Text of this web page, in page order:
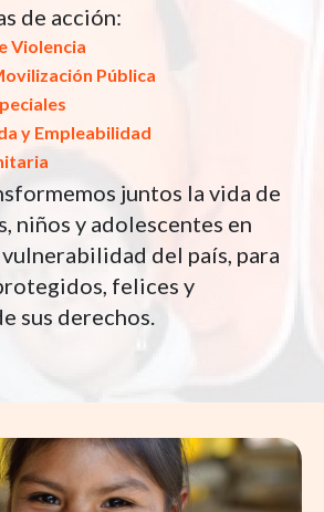
de acción:
Violencia
Pública
y Empleabilidad
juntos la vida de
niños y adolescentes en
del país, para
felices y
sus derechos.